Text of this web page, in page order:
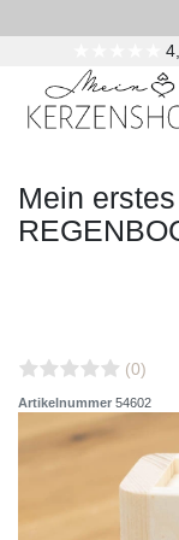
Mein
(0)
Artikelnummer 54602